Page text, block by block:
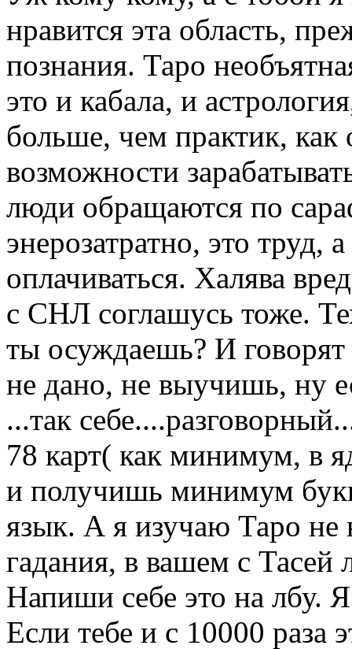
нравится эта область,
познания. Таро
это и кабала, и
больше, чем практик,
возможности
люди обращаются по
энерозатратно, это труд,
оплачиваться. Халява
с СНЛ соглашусь тоже.
ты осуждаешь? И
не дано, не выучишь, ну
...так
78 карт( как минимум, в
и получишь минимум
язык. А я изучаю Таро не
гадания, в вашем с Тасей
Напиши себе это на лбу.
Если тебе и с 10000 раза